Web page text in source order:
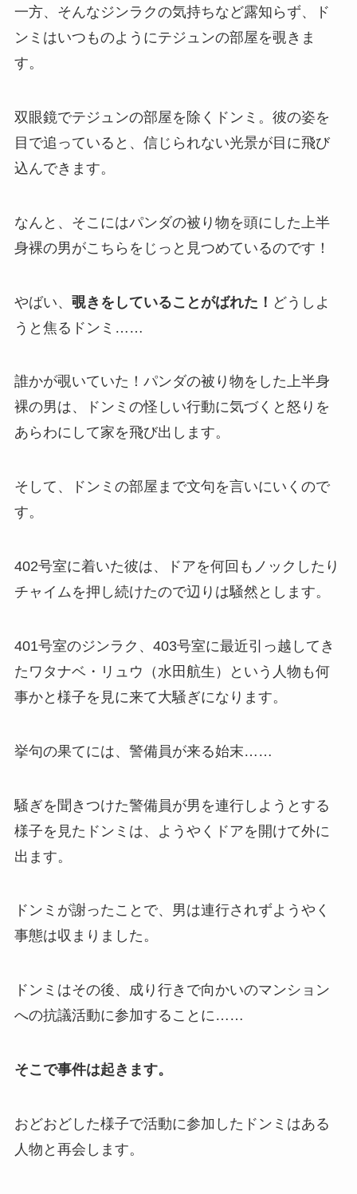
一方、そんなジンラクの気持ちなど露知らず、ド
ンミはいつものようにテジュンの部屋を覗きま
す。
双眼鏡でテジュンの部屋を除くドンミ。彼の姿を
目で追っていると、信じられない光景が目に飛び
込んできます。
なんと、そこにはパンダの被り物を頭にした上半
身裸の男がこちらをじっと見つめているのです！
やばい、 覗きをしていることがばれた！ どうしよ
うと焦るドンミ……
誰かが覗いていた！パンダの被り物をした上半身
裸の男は、ドンミの怪しい行動に気づくと怒りを
あらわにして家を飛び出します。
そして、ドンミの部屋まで文句を言いにいくので
す。
402号室に着いた彼は、ドアを何回もノックしたり
チャイムを押し続けたので辺りは騒然とします。
401号室のジンラク、403号室に最近引っ越してき
たワタナベ・リュウ（水田航生）という人物も何
事かと様子を見に来て大騒ぎになります。
挙句の果てには、警備員が来る始末……
騒ぎを聞きつけた警備員が男を連行しようとする
様子を見たドンミは、ようやくドアを開けて外に
出ます。
ドンミが謝ったことで、男は連行されずようやく
事態は収まりました。
ドンミはその後、成り行きで向かいのマンション
への抗議活動に参加することに……
そこで事件は起きます。
おどおどした様子で活動に参加したドンミはある
人物と再会します。